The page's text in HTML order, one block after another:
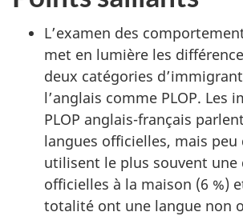
L’examen des
met en lumière les
deux catégories
l’anglais comme PLOP. Les
PLOP anglais-français
langues officielles, mais peu
utilisent le plus souvent une
officielles à la maison (6 %)
totalité ont une langue non